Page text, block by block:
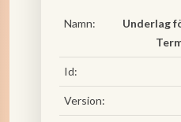
Namn:
Underlag
Id:
Version: